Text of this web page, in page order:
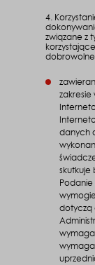
4.
związane z
zakresie
danych
skutkuje
dotyczą